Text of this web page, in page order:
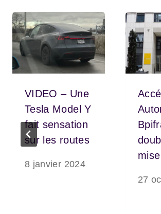
VIDEO – Une
Tesla Model Y
fait sensation
sur les routes
8 janvier 2024
27